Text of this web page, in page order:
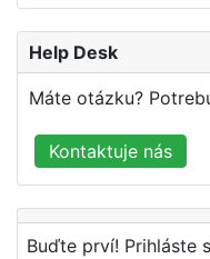
Help Desk
Máte otázku?
Kontaktuje nás
Buďte prví! Prihláste